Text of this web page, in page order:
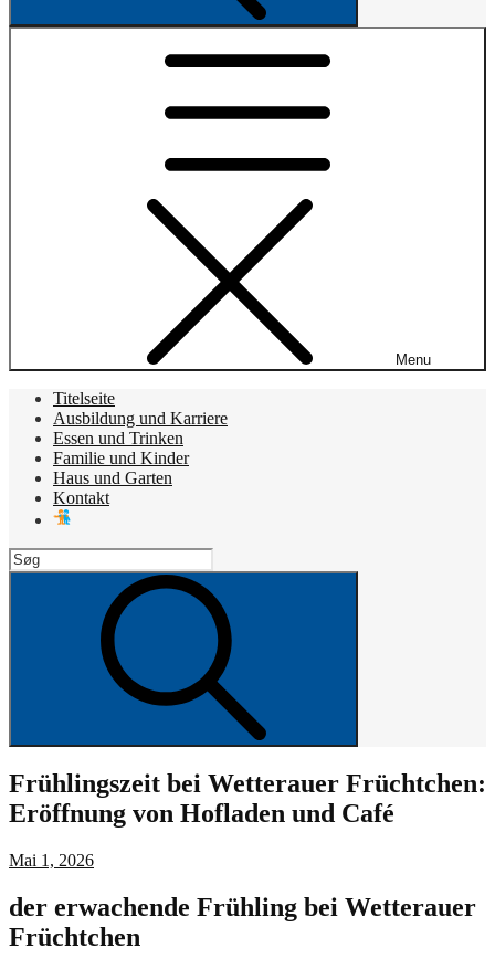
Menu
Titelseite
Ausbildung und Karriere
Essen und Trinken
Familie und Kinder
Haus und Garten
Kontakt
Search
for:
Frühlingszeit bei Wetterauer Früchtchen:
Eröffnung von Hofladen und Café
Posted
Mai 1, 2026
der erwachende Frühling bei Wetterauer
Früchtchen